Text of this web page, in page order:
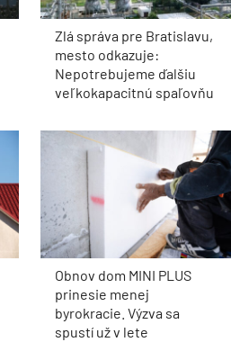
Zlá správa pre Bratislavu,
mesto odkazuje:
Nepotrebujeme ďalšiu
veľkokapacitnú spaľovňu
Obnov dom MINI PLUS
prinesie menej
byrokracie. Výzva sa
spustí už v lete